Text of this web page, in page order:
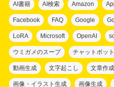
AI書籍 AI検索 Amazon
Facebook FAQ Google
LoRA Microsoft OpenAI
ウミガメのスープ チャットボット
動画生成 文字起こし 文章作成
画像・イラスト生成 画像生成